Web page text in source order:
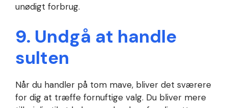
unødigt forbrug.
9. Undgå at handle
sulten
Når du handler på tom mave, bliver det sværere
for dig at træffe fornuftige valg. Du bliver mere